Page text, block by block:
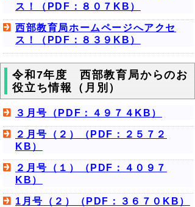
ス！（PDF：８０７KB）
西部教育局ホームページへアクセ
ス！（PDF：８３９KB）
令和7年度 西部教育局からのお
役立ち情報（月別）
３月号（PDF：４９７４KB）
２月号（２）（PDF：２５７２
KB）
２月号（１）（PDF：４０９７
KB）
1月号（２）（PDF：３６７０KB）